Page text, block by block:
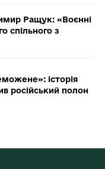
Ращук: «Воєнні
спільного з
історія
російський полон